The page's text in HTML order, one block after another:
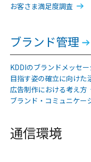
お客さま満足度調査
ブランド管理
KDDIのブランドメッセー
目指す姿の確立に向けた
広告制作における考え方
ブランド・コミュニケー
通信環境